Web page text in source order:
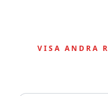
VISA ANDRA